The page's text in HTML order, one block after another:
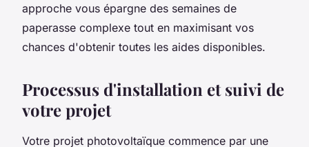
approche vous épargne des semaines de
paperasse complexe tout en maximisant vos
chances d'obtenir toutes les aides disponibles.
Processus d'installation et suivi de
votre projet
Votre projet photovoltaïque commence par une